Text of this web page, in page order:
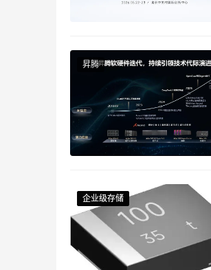
昇腾
企业级存储
企业级存储
企业级存储
企业级存储